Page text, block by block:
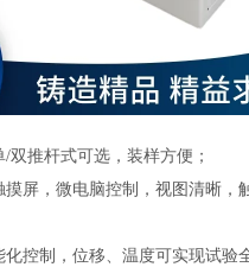
/双推杆式可选，装样方便；
屏，微电脑控制，视图清晰，
化控制，位移、温度可实现试验